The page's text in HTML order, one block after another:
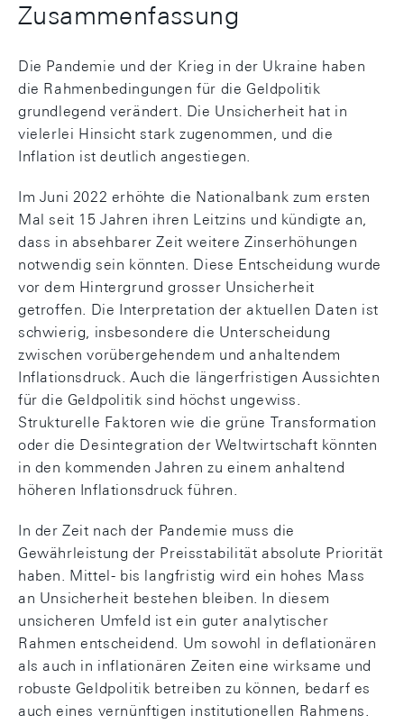
Zusammenfassung
Die Pandemie und der Krieg in der Ukraine haben
die Rahmenbedingungen für die Geldpolitik
grundlegend verändert. Die Unsicherheit hat in
vielerlei Hinsicht stark zugenommen, und die
Inflation ist deutlich angestiegen.
Im Juni 2022 erhöhte die Nationalbank zum ersten
Mal seit 15 Jahren ihren Leitzins und kündigte an,
dass in absehbarer Zeit weitere Zinserhöhungen
notwendig sein könnten. Diese Entscheidung wurde
vor dem Hintergrund grosser Unsicherheit
getroffen. Die Interpretation der aktuellen Daten ist
schwierig, insbesondere die Unterscheidung
zwischen vorübergehendem und anhaltendem
Inflationsdruck. Auch die längerfristigen Aussichten
für die Geldpolitik sind höchst ungewiss.
Strukturelle Faktoren wie die grüne Transformation
oder die Desintegration der Weltwirtschaft könnten
in den kommenden Jahren zu einem anhaltend
höheren Inflationsdruck führen.
In der Zeit nach der Pandemie muss die
Gewährleistung der Preisstabilität absolute Priorität
haben. Mittel- bis langfristig wird ein hohes Mass
an Unsicherheit bestehen bleiben. In diesem
unsicheren Umfeld ist ein guter analytischer
Rahmen entscheidend. Um sowohl in deflationären
als auch in inflationären Zeiten eine wirksame und
robuste Geldpolitik betreiben zu können, bedarf es
auch eines vernünftigen institutionellen Rahmens.